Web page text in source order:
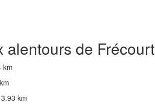
alentours de Frécourt
km
km